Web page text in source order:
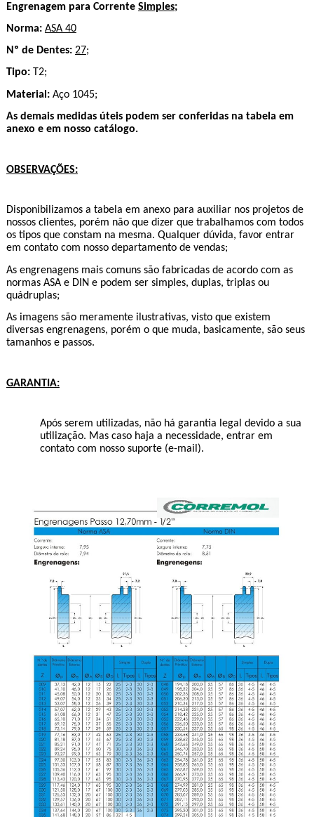
Engrenagem para Corrente Simples;
Norma: ASA 40
Nº de Dentes: 27;
Tipo: T2;
Material: Aço 1045;
As demais medidas úteis podem ser conferidas na tabela em
anexo e em nosso catálogo.
OBSERVAÇÕES:
Disponibilizamos a tabela em anexo para auxiliar nos projetos de
nossos clientes, porém não que dizer que trabalhamos com todos
os tipos que constam na mesma. Qualquer dúvida, favor entrar
em contato com nosso departamento de vendas;
As engrenagens mais comuns são fabricadas de acordo com as
normas ASA e DIN e podem ser simples, duplas, triplas ou
quádruplas;
As imagens são meramente ilustrativas, visto que existem
diversas engrenagens, porém o que muda, basicamente, são seus
tamanhos e passos.
GARANTIA:
Após serem utilizadas, não há garantia legal devido a sua
utilização. Mas caso haja a necessidade, entrar em
contato com nosso suporte (e-mail).